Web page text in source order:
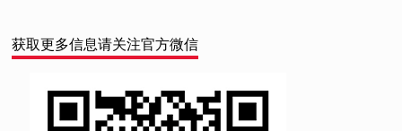
获取更多信息请关注官方微信